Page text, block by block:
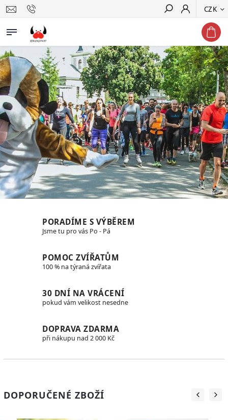
CZK
Hledat
PORADÍME S VÝBĚREM
Jsme tu pro vás Po - Pá
POMOC ZVÍŘATŮM
100 % na týraná zvířata
30 DNÍ NA VRÁCENÍ
pokud vám velikost nesedne
DOPRAVA ZDARMA
při nákupu nad 2 000 Kč
DOPORUČENÉ ZBOŽÍ